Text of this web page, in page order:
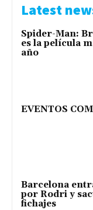
Latest
Spider-Man:
es la película
año
EVENTOS
Barcelona
por Rodri y
fichajes